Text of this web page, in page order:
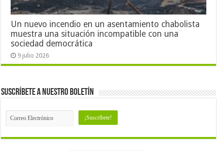
Un nuevo incendio en un asentamiento chabolista
muestra una situación incompatible con una
sociedad democrática
9 julio 2026
Suscríbete a nuestro Boletín